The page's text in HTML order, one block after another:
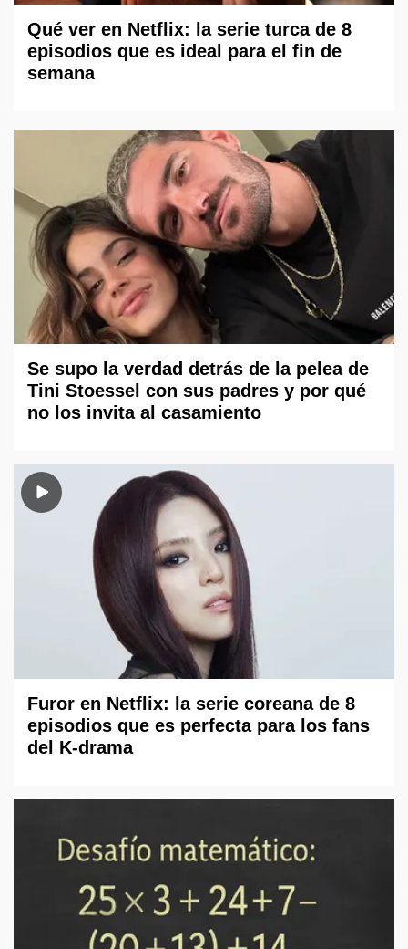
Qué ver en Netflix: la serie turca de 8
episodios que es ideal para el fin de
semana
Se supo la verdad detrás de la pelea de
Tini Stoessel con sus padres y por qué
no los invita al casamiento
Furor en Netflix: la serie coreana de 8
episodios que es perfecta para los fans
del K-drama